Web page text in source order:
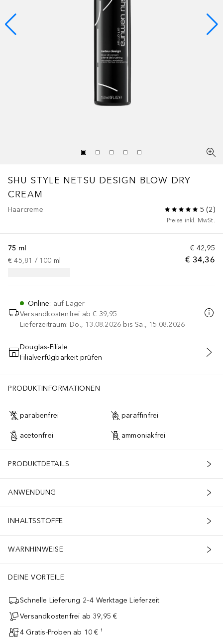
SHU STYLE NETSU DESIGN BLOW DRY
CREAM
Haarcreme 5 (2)
Preise inkl. MwSt.
€ 42,95
€ 34,36
75 ml
€ 45,81 / 100 ml
Online: auf Lager
Versandkostenfrei ab € 39,95
Lieferzeitraum: Do., 13.08.2026 bis Sa., 15.08.2026
IN DEN WARENKORB
Douglas-Filiale
Filialverfügbarkeit prüfen
PRODUKTINFORMATIONEN
parabenfrei paraffinfrei
acetonfrei ammoniakfrei
PRODUKTDETAILS
ANWENDUNG
INHALTSSTOFFE
WARNHINWEISE
DEINE VORTEILE
Schnelle Lieferung 2–4 Werktage Lieferzeit
Versandkostenfrei ab 39,95 €
4 Gratis-Proben ab 10 € ¹